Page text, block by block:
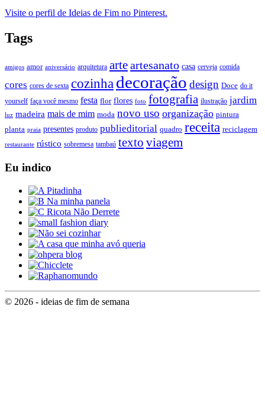
Visite o perfil de Ideias de Fim no Pinterest.
Tags
amigos amor aniversário arquitetura arteartesanato casa cerveja comida
cores cores de sexta cozinha decoração design Doce do it
yourself faça você mesmo festa flor flores foto fotografia ilustração jardim
luz madeira mais de mim moda novo uso organização pintura
planta praia presentes produto publieditorial quadro receita reciclagem
restaurante rústico sobremesa tambaú texto viagem
Eu indico
© 2026 - ideias de fim de semana